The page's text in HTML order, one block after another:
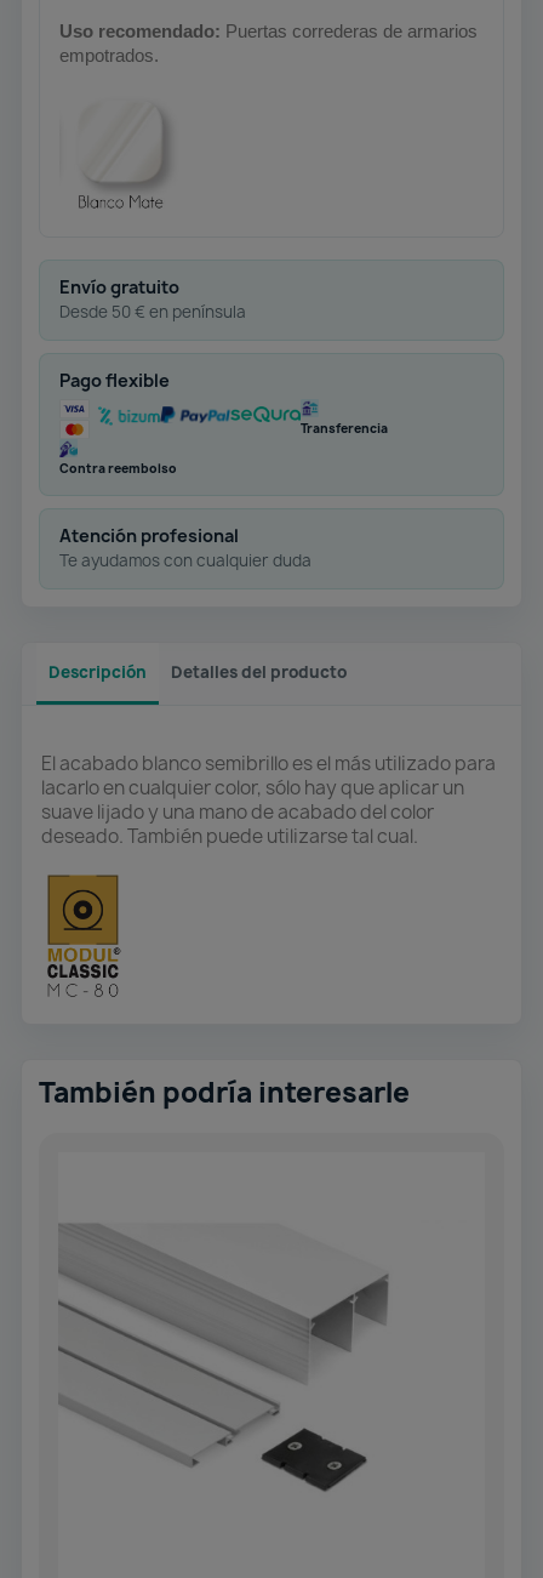
Uso recomendado: Puertas correderas de armarios
empotrados.
Envío gratuito
Desde 50 € en península
Pago flexible
Transferencia
Contra reembolso
Atención profesional
Te ayudamos con cualquier duda
Descripción Detalles del producto
El acabado blanco semibrillo es el más utilizado para
lacarlo en cualquier color, sólo hay que aplicar un
suave lijado y una mano de acabado del color
deseado. También puede utilizarse tal cual.
También podría interesarle